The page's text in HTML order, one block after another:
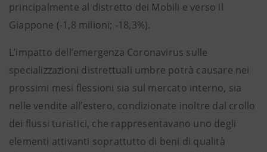
principalmente al distretto dei Mobili e verso il
Giappone (-1,8 milioni; -18,3%).
L’impatto dell’emergenza Coronavirus sulle
specializzazioni distrettuali umbre potrà causare nei
prossimi mesi flessioni sia sul mercato interno, sia
nelle vendite all’estero, condizionate inoltre dal crollo
dei flussi turistici, che rappresentavano uno degli
elementi attivanti soprattutto di beni di qualità